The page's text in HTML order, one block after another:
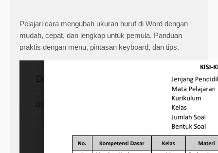
Pelajari cara mengubah ukuran huruf di Word dengan
mudah, cepat, dan lengkap untuk pemula. Panduan
praktis dengan menu, pintasan keyboard, dan tips.